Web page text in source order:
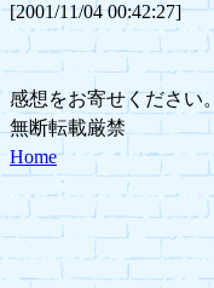
[2001/11/04 00:42:27]
感想をお寄せください。
無断転載厳禁
Home